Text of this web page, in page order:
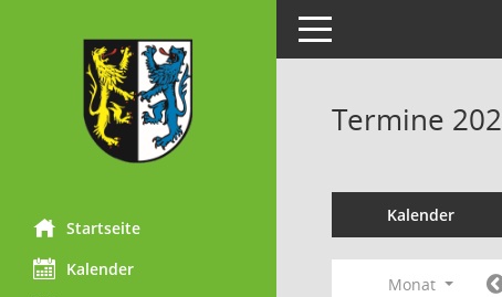
Startseite
Kalender
Toggle navigation
Termine
Kalender
Monat